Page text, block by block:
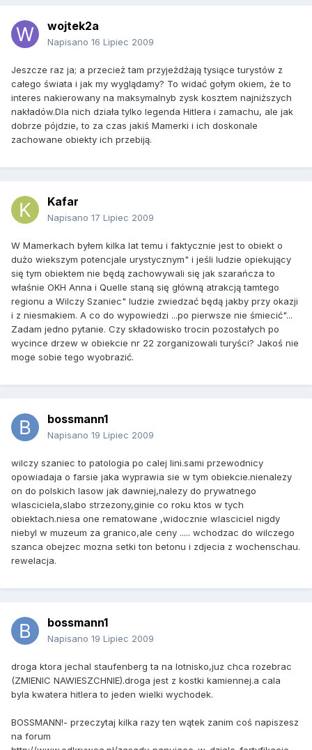
wojtek2a
Napisano 16 Lipiec 2009
Jeszcze raz ja; a przecież tam przyjeżdżają tysiące turystów z
całego świata i jak my wyglądamy? To widać gołym okiem, że to
interes nakierowany na maksymalnyb zysk kosztem najniższych
nakładów.Dla nich działa tylko legenda Hitlera i zamachu, ale jak
dobrze pójdzie, to za czas jakiś Mamerki i ich doskonale
zachowane obiekty ich przebiją.
Kafar
Napisano 17 Lipiec 2009
W Mamerkach byłem kilka lat temu i faktycznie jest to obiekt o
dużo wiekszym potencjale urystycznym" i jeśli ludzie opiekujący
się tym obiektem nie będą zachowywali się jak szarańcza to
właśnie OKH Anna i Quelle staną się główną atrakcją tamtego
regionu a Wilczy Szaniec" ludzie zwiedzać będą jakby przy okazji
i z niesmakiem. A co do wypowiedzi ...po pierwsze nie śmiecić"...
Zadam jedno pytanie. Czy składowisko trocin pozostałych po
wycince drzew w obiekcie nr 22 zorganizowali turyści? Jakoś nie
moge sobie tego wyobrazić.
bossmann1
Napisano 19 Lipiec 2009
wilczy szaniec to patologia po calej lini.sami przewodnicy
opowiadaja o farsie jaka wyprawia sie w tym obiekcie.nienalezy
on do polskich lasow jak dawniej,nalezy do prywatnego
wlasciciela,slabo strzezony,ginie co roku ktos w tych
obiektach.niesa one rematowane ,widocznie wlasciciel nigdy
niebyl w muzeum za granico,ale ceny ..... wchodzac do wilczego
szanca obejzec mozna setki ton betonu i zdjecia z wochenschau.
rewelacja.
bossmann1
Napisano 19 Lipiec 2009
droga ktora jechal staufenberg ta na lotnisko,juz chca rozebrac
(ZMIENIC NAWIESZCHNIE).droga jest z kostki kamiennej.a cala
byla kwatera hitlera to jeden wielki wychodek.
BOSSMANN!- przeczytaj kilka razy ten wątek zanim coś napiszesz
na forum